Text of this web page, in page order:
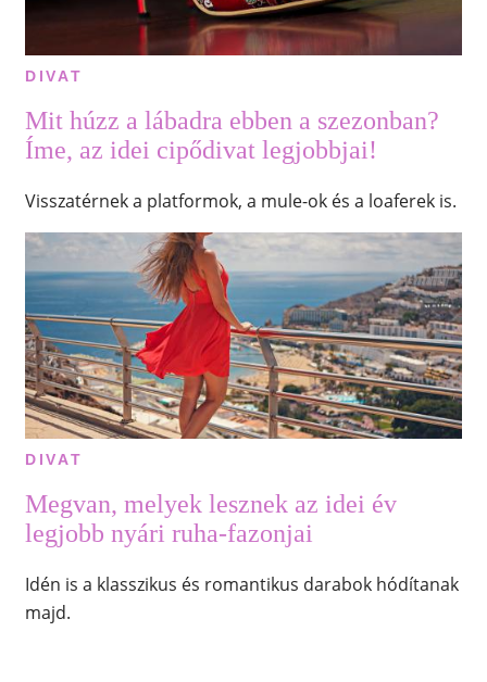
DIVAT
Mit húzz a lábadra ebben a szezonban?
Íme, az idei cipődivat legjobbjai!
Visszatérnek a platformok, a mule-ok és a loaferek is.
DIVAT
Megvan, melyek lesznek az idei év
legjobb nyári ruha-fazonjai
Idén is a klasszikus és romantikus darabok hódítanak
majd.